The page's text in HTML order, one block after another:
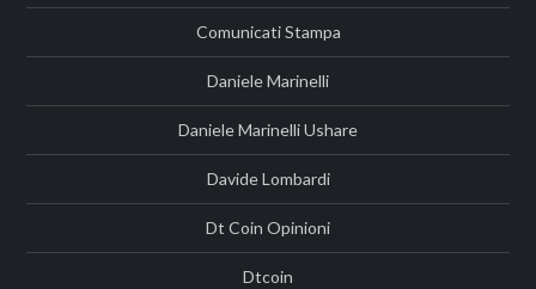
Comunicati Stampa
Daniele Marinelli
Daniele Marinelli Ushare
Davide Lombardi
Dt Coin Opinioni
Dtcoin